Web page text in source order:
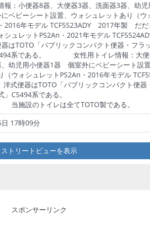
報：小便器8器、大便器3器、洗面器3器、幼児
ベビーシート設置、ウォシュレットあり（ウ
2016年モデル TCF5523ADY 2017年製 だだ
シュレットPS2An・2021年モデル
はTOTO「パブリックコンパクト便器・フラ
系である。 女性用トイレ情報：大便
幼児用小便器1器 個室外にベビーシート設
（ウォシュレットPS2An・2016年モデル
式便器はTOTO「パブリックコンパクト便器
ルブ式」CS494系であ
イレは全てTOTO製である。
17時09分
ストリートビューを表示
スポンサーリンク